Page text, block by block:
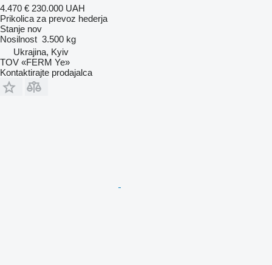
4.470 € 230.000 UAH
Prikolica za prevoz hederja
Stanje nov
Nosilnost 3.500 kg
Ukrajina, Kyiv
TOV «FERM Ye»
Kontaktirajte prodajalca